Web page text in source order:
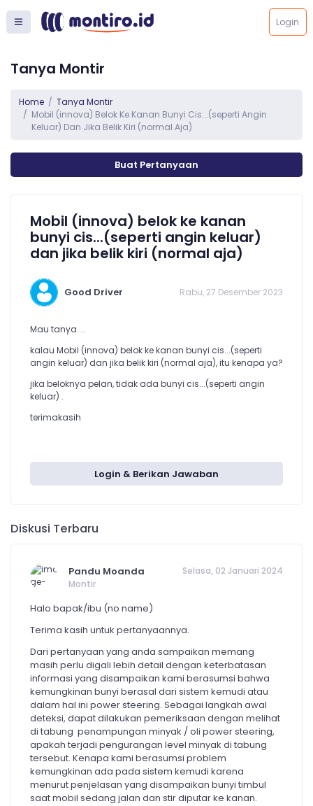
Login
Tanya Montir
Home
Tanya Montir
Mobil (innova) Belok Ke Kanan Bunyi Cis...(seperti Angin
Keluar) Dan Jika Belik Kiri (normal Aja)
Buat Pertanyaan
Mobil (innova) belok ke kanan
bunyi cis...(seperti angin keluar)
dan jika belik kiri (normal aja)
Good Driver Rabu, 27 Desember 2023
Mau tanya ...
kalau Mobil (innova) belok ke kanan bunyi cis...(seperti
angin keluar) dan jika belik kiri (normal aja), itu kenapa ya?
jika beloknya pelan, tidak ada bunyi cis...(seperti angin
keluar) .
terimakasih
Login & Berikan Jawaban
Diskusi Terbaru
Pandu Moanda
Selasa, 02 Januari 2024
Montir
Halo bapak/ibu (no name)
Terima kasih untuk pertanyaannya.
Dari pertanyaan yang anda sampaikan memang
masih perlu digali lebih detail dengan keterbatasan
informasi yang disampaikan kami berasumsi bahwa
kemungkinan bunyi berasal dari sistem kemudi atau
dalam hal ini power steering. Sebagai langkah awal
deteksi, dapat dilakukan pemeriksaan dengan melihat
di tabung penampungan minyak / oli power steering,
apakah terjadi pengurangan level minyak di tabung
tersebut. Kenapa kami berasumsi problem
kemungkinan ada pada sistem kemudi karena
menurut penjelasan yang disampaikan bunyi timbul
saat mobil sedang jalan dan stir diputar ke kanan.